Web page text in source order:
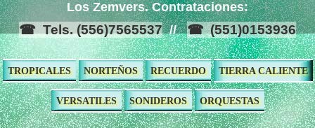
Los Zemvers. Contrataciones:
Tels. (556)7565537 // (551)0153936
TROPICALES NORTEÑOS RECUERDO TIERRA CALIENTE
VERSATILES SONIDEROS ORQUESTAS